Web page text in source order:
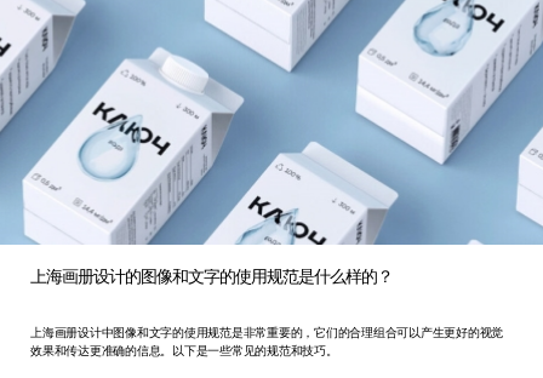
上海画册设计的图像和文字的使用规范是什么样的？
上海画册设计中图像和文字的使用规范是非常重要的，它们的合理组合可以产生更好的视觉
效果和传达更准确的信息。以下是一些常见的规范和技巧。